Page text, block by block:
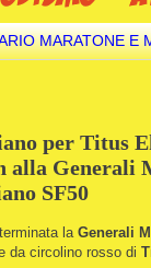
MARATONE E
per Titus
alla Generali
SF50
laGenerali
da circolino rosso di